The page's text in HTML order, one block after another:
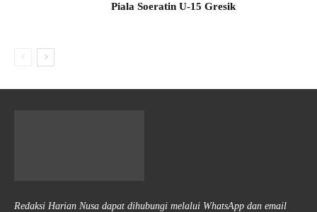
Piala Soeratin U-15 Gresik
Redaksi Harian Nusa dapat dihubungi melalui WhatsApp dan email